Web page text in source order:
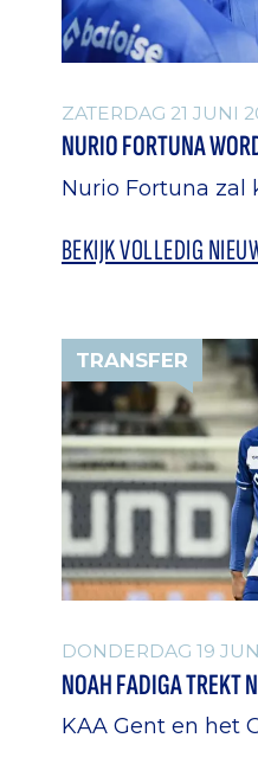
ZATERDAG 21 JUNI
NURIO FORTUNA
Nurio Fortuna zal
BEKIJK VOLLEDIG
TRANSFER
DONDERDAG 19
NOAH FADIGA TREKT
KAA Gent en het